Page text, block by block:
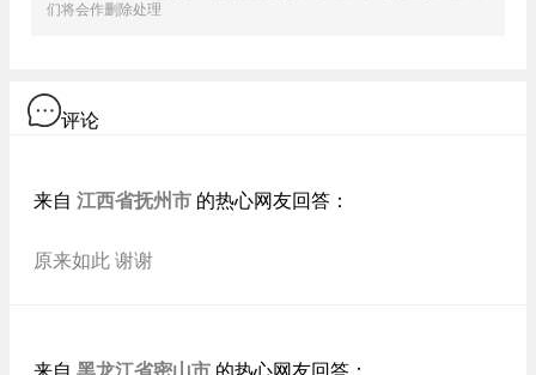
们将会作删除处理
评论
来自 江西省抚州市 的热心网友回答：
原来如此 谢谢